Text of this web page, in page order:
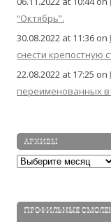
“Октябрь”.
30.08.2022 at 11:36 on
снести крепостную
22.08.2022 at 17:25 on
переименованных в
АРХИВЫ
Архивы
ПРОФИЛЬНЫЕ